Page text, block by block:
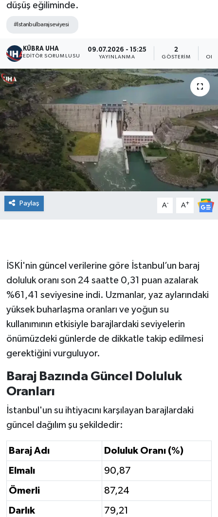
düşüş eğiliminde.
#Istanbulbarajseviyesi
KÜBRA UHA
EDİTÖR SORUMLUSU
09.07.2026 - 15:25
YAYINLANMA
2
GÖSTERIM
Paylaş A- A+
İSKİ'nin güncel verilerine göre İstanbul’un baraj
doluluk oranı son 24 saatte 0,31 puan azalarak
%61,41 seviyesine indi. Uzmanlar, yaz aylarındaki
yüksek buharlaşma oranları ve yoğun su
kullanımının etkisiyle barajlardaki seviyelerin
önümüzdeki günlerde de dikkatle takip edilmesi
gerektiğini vurguluyor.
Baraj Bazında Güncel Doluluk
Oranları
İstanbul'un su ihtiyacını karşılayan barajlardaki
güncel dağılım şu şekildedir:
Baraj Adı Doluluk Oranı (%)
Elmalı 90,87
Ömerli 87,24
Darlık 79,21